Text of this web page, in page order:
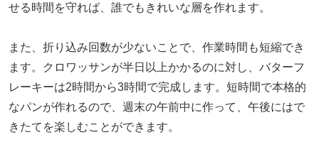
せる時間を守れば、誰でもきれいな層を作れます。
また、折り込み回数が少ないことで、作業時間も短縮でき
ます。クロワッサンが半日以上かかるのに対し、バターフ
レーキーは2時間から3時間で完成します。短時間で本格的
なパンが作れるので、週末の午前中に作って、午後にはで
きたてを楽しむことができます。